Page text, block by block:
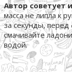
Автор советует
масса не липла к
за секунды, перед
смачивайте
водой.